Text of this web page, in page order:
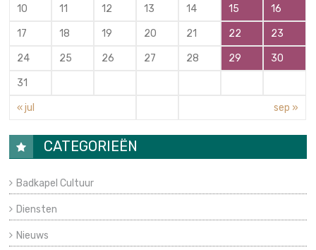
10 11 12 13 14 15 16
17 18 19 20 21 22 23
24 25 26 27 28 29 30
31
« jul sep »
CATEGORIEËN
Badkapel Cultuur
Diensten
Nieuws